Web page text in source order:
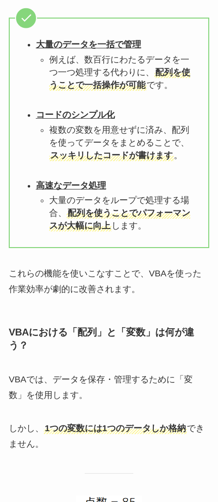
大量のデータを一括で管理
例えば、数百行にわたるデータを一
つ一つ処理する代わりに、 配列を使
うことで一括操作が可能です。
コードのシンプル化
複数の変数を用意せずに済み、配列
を使ってデータをまとめることで、
スッキリしたコードが書けます。
高速なデータ処理
大量のデータをループで処理する場
合、 配列を使うことでパフォーマン
スが大幅に向上します。
これらの機能を使いこなすことで、VBAを使った
作業効率が劇的に改善されます。
VBAにおける「配列」と「変数」は何が違
う？
VBAでは、データを保存・管理するために「変
数」を使用します。
しかし、 1つの変数には1つのデータしか格納でき
ません。